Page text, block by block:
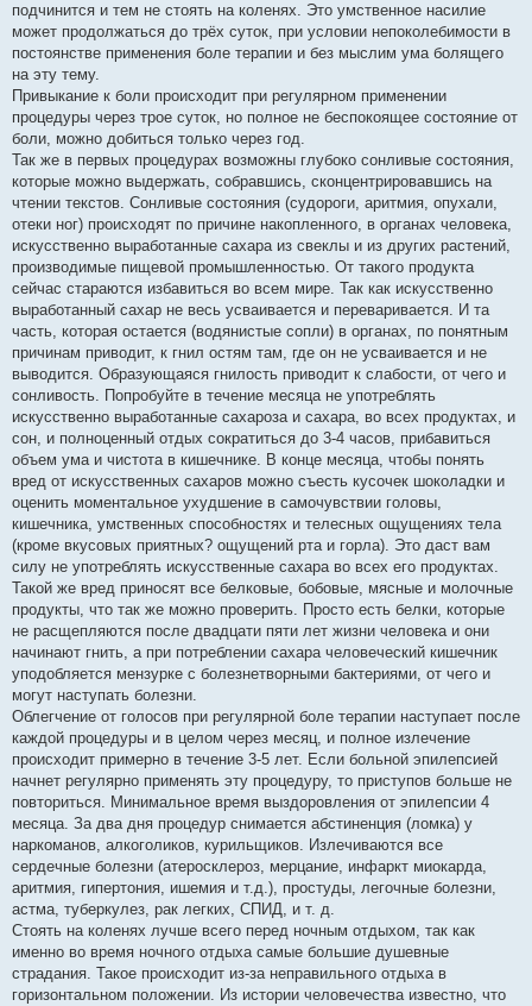
подчинится и тем не стоять на коленях. Это умственное насилие
может продолжаться до трёх суток, при условии непоколебимости в
постоянстве применения боле терапии и без мыслим ума болящего
на эту тему.
Привыкание к боли происходит при регулярном применении
процедуры через трое суток, но полное не беспокоящее состояние от
боли, можно добиться только через год.
Так же в первых процедурах возможны глубоко сонливые состояния,
которые можно выдержать, собравшись, сконцентрировавшись на
чтении текстов. Сонливые состояния (судороги, аритмия, опухали,
отеки ног) происходят по причине накопленного, в органах человека,
искусственно выработанные сахара из свеклы и из других растений,
производимые пищевой промышленностью. От такого продукта
сейчас стараются избавиться во всем мире. Так как искусственно
выработанный сахар не весь усваивается и переваривается. И та
часть, которая остается (водянистые сопли) в органах, по понятным
причинам приводит, к гнил остям там, где он не усваивается и не
выводится. Образующаяся гнилость приводит к слабости, от чего и
сонливость. Попробуйте в течение месяца не употреблять
искусственно выработанные сахароза и сахара, во всех продуктах, и
сон, и полноценный отдых сократиться до 3-4 часов, прибавиться
объем ума и чистота в кишечнике. В конце месяца, чтобы понять
вред от искусственных сахаров можно съесть кусочек шоколадки и
оценить моментальное ухудшение в самочувствии головы,
кишечника, умственных способностях и телесных ощущениях тела
(кроме вкусовых приятных? ощущений рта и горла). Это даст вам
силу не употреблять искусственные сахара во всех его продуктах.
Такой же вред приносят все белковые, бобовые, мясные и молочные
продукты, что так же можно проверить. Просто есть белки, которые
не расщепляются после двадцати пяти лет жизни человека и они
начинают гнить, а при потреблении сахара человеческий кишечник
уподобляется мензурке с болезнетворными бактериями, от чего и
могут наступать болезни.
Облегчение от голосов при регулярной боле терапии наступает после
каждой процедуры и в целом через месяц, и полное излечение
происходит примерно в течение 3-5 лет. Если больной эпилепсией
начнет регулярно применять эту процедуру, то приступов больше не
повториться. Минимальное время выздоровления от эпилепсии 4
месяца. За два дня процедур снимается абстиненция (ломка) у
наркоманов, алкоголиков, курильщиков. Излечиваются все
сердечные болезни (атеросклероз, мерцание, инфаркт миокарда,
аритмия, гипертония, ишемия и т.д.), простуды, легочные болезни,
астма, туберкулез, рак легких, СПИД, и т. д.
Стоять на коленях лучше всего перед ночным отдыхом, так как
именно во время ночного отдыха самые большие душевные
страдания. Такое происходит из-за неправильного отдыха в
горизонтальном положении. Из истории человечества известно, что